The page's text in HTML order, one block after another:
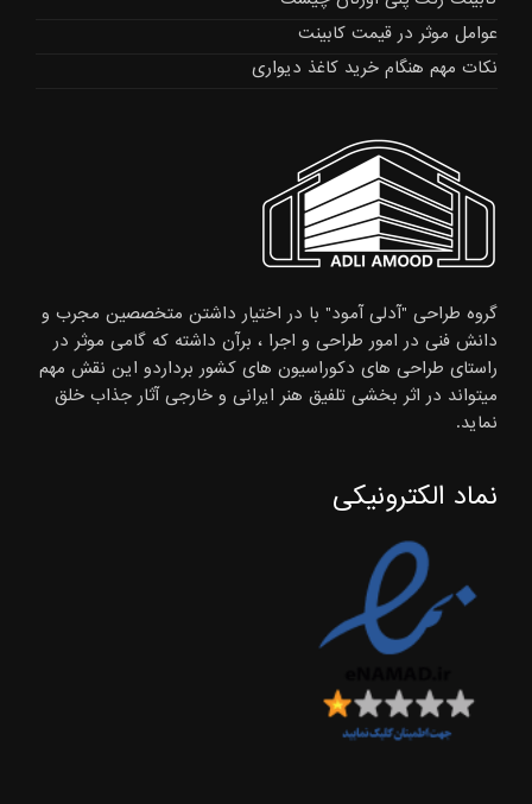
عوامل موثر در قیمت کابینت
نکات مهم هنگام خرید کاغذ دیواری
گروه طراحی "آدلی آمود" با در اختیار داشتن متخصصین مجرب و
دانش فنی در امور طراحی و اجرا ، برآن داشته که گامی موثر در
راستای طراحی های دکوراسیون های کشور برداردو این نقش مهم
میتواند در اثر بخشی تلفیق هنر ایرانی و خارجی آثار جذاب خلق
نماید.
نماد الکترونیکی